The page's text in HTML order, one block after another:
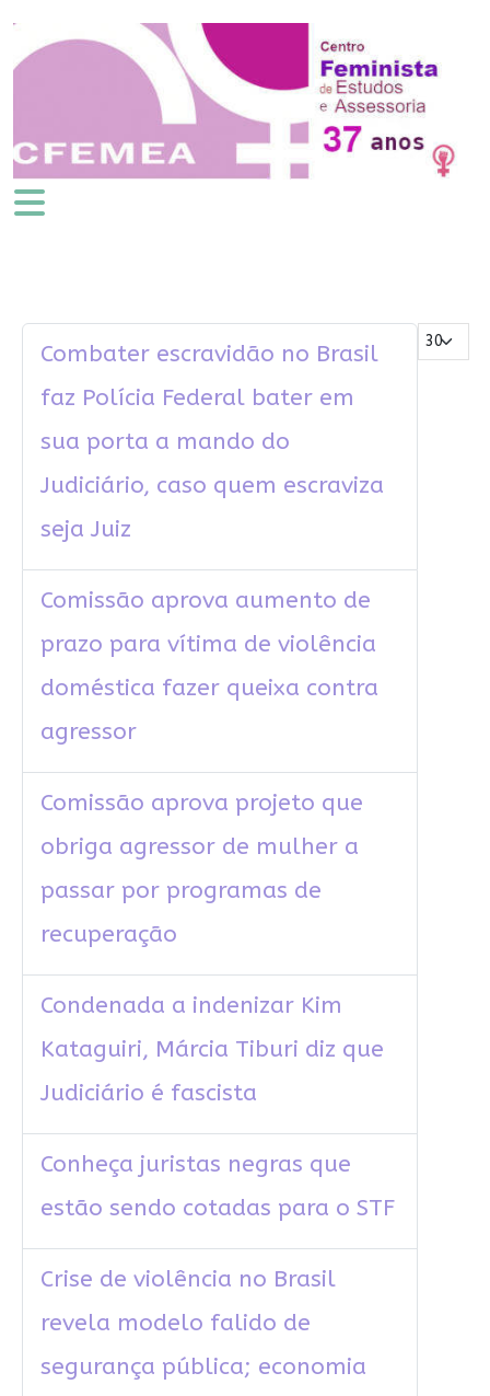
Mostrar #
Combater escravidão no Brasil
faz Polícia Federal bater em
sua porta a mando do
Judiciário, caso quem escraviza
seja Juiz
Comissão aprova aumento de
prazo para vítima de violência
doméstica fazer queixa contra
agressor
Comissão aprova projeto que
obriga agressor de mulher a
passar por programas de
recuperação
Condenada a indenizar Kim
Kataguiri, Márcia Tiburi diz que
Judiciário é fascista
Conheça juristas negras que
estão sendo cotadas para o STF
Crise de violência no Brasil
revela modelo falido de
segurança pública; economia